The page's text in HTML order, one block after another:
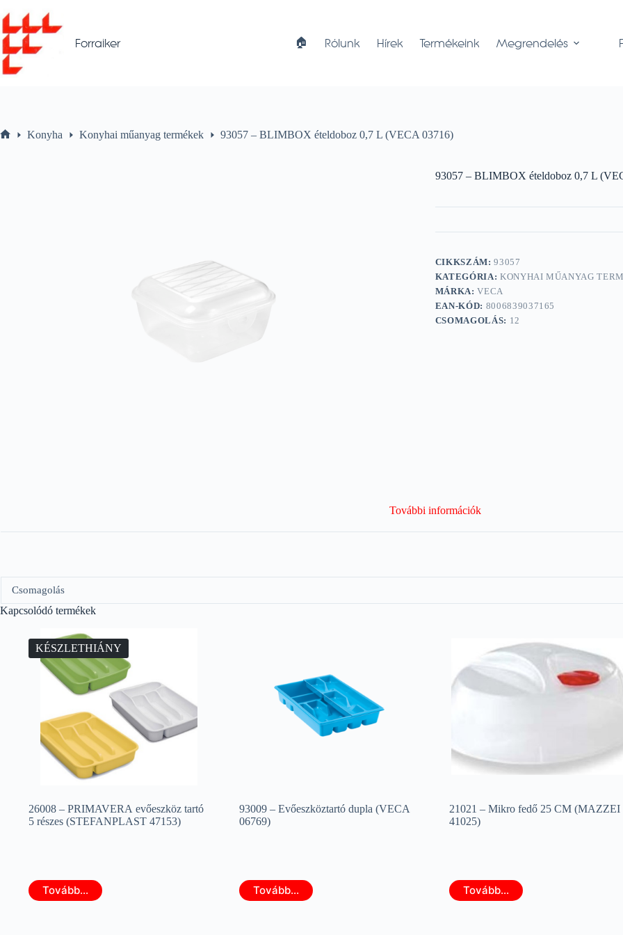
to
content
Forraiker 🏠︎ Rólunk Hírek Termékeink Megrendelés
Konyha Konyhai műanyag termékek 93057 – BLIMBOX ételdoboz 0,7 L (VECA 03716)
93057 – BLIMBOX ételdoboz 0,7 L
CIKKSZÁM:93057
KATEGÓRIA: KONYHAI MŰANYAG
MÁRKA:VECA
EAN-KÓD: 8006839037165
CSOMAGOLÁS: 12
További információk
Csomagolás
Kapcsolódó termékek
KÉSZLETHIÁNY
26008 – PRIMAVERA evőeszköz tartó
5 részes (STEFANPLAST 47153)
Tovább...
93009 – Evőeszköztartó dupla (VECA
06769)
Tovább...
21021 – Mikro fedő 25 CM (MAZZEI
41025)
Tovább...